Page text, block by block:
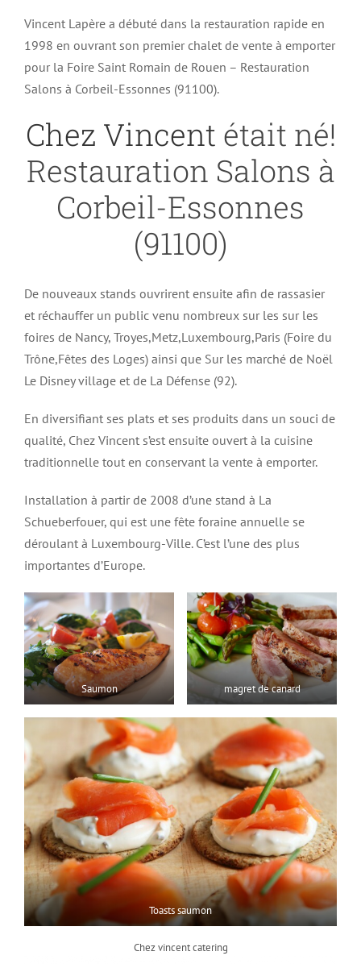
Vincent Lapère a débuté dans la restauration rapide en
1998 en ouvrant son premier chalet de vente à emporter
pour la Foire Saint Romain de Rouen – Restauration
Salons à Corbeil-Essonnes (91100).
Chez Vincent était né!
Restauration Salons à
Corbeil-Essonnes
(91100)
De nouveaux stands ouvrirent ensuite afin de rassasier
et réchauffer un public venu nombreux sur les sur les
foires de Nancy, Troyes,Metz,Luxembourg,Paris (Foire du
Trône,Fêtes des Loges) ainsi que Sur les marché de Noël
Le Disney village et de La Défense (92).
En diversifiant ses plats et ses produits dans un souci de
qualité, Chez Vincent s’est ensuite ouvert à la cuisine
traditionnelle tout en conservant la vente à emporter.
Installation à partir de 2008 d’une stand à La
Schueberfouer, qui est une fête foraine annuelle se
déroulant à Luxembourg-Ville. C’est l’une des plus
importantes d’Europe.
Saumon magret de canard
Toasts saumon
Chez vincent catering